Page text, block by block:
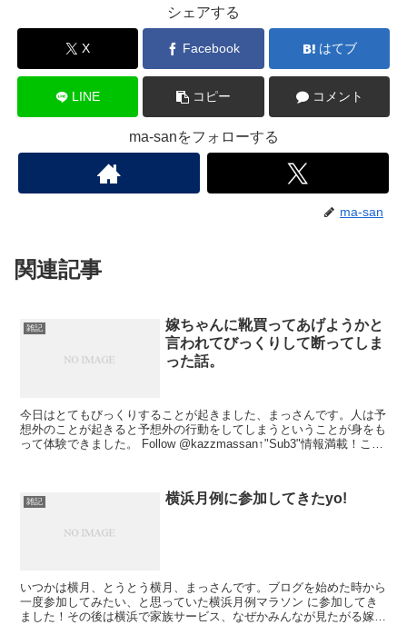
シェアする
X Facebook はてブ
LINE コピー コメント
ma-sanをフォローする
ma-san
関連記事
雑記
嫁ちゃんに靴買ってあげようかと
言われてびっくりして断ってしま
った話。
今日はとてもびっくりすることが起きました、まっさんです。人は予
想外のことが起きると予想外の行動をしてしまうということが身をも
って体験できました。 Follow @kazzmassan↑"Sub3"情報満載！ここ
雑記 横浜月例に参加してきたyo!
いつかは横月、とうとう横月、まっさんです。ブログを始めた時から
一度参加してみたい、と思っていた横浜月例マラソン に参加してき
ました！その後は横浜で家族サービス、なぜかみんなが見たがる嫁ち